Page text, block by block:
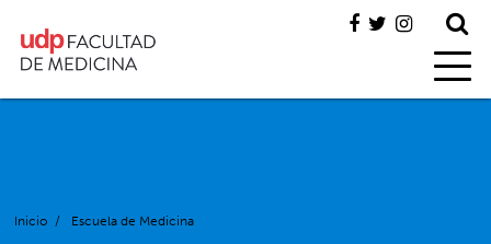
Inicio / Escuela de Medicina